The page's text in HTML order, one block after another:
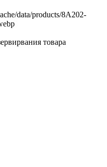
data/products/8A202-
товара